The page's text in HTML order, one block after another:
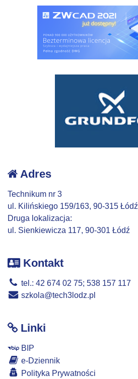
Adres
Technikum nr 3
ul. Kilińskiego 159/163, 90-315 Łódź
Druga lokalizacja:
ul. Sienkiewicza 117, 90-301 Łódź
Kontakt
tel.: 42 674 02 75; 538 157 117
szkola@tech3lodz.pl
Linki
BIP
e-Dziennik
Polityka Prywatności